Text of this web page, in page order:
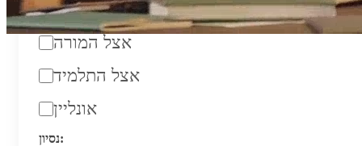
מקום מפגש:
אצל המורה
אצל התלמיד
אונליין
נסיון: